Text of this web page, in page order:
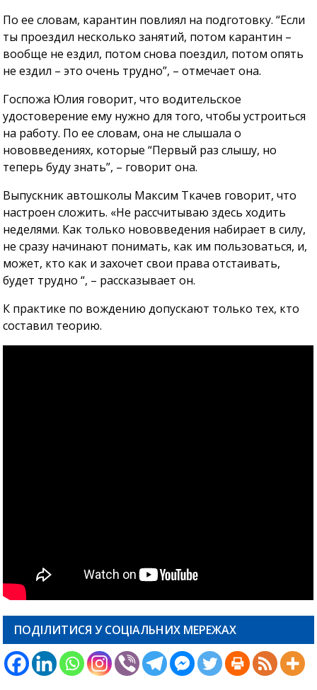
По ее словам, карантин повлиял на подготовку. “Если
ты проездил несколько занятий, потом карантин –
вообще не ездил, потом снова поездил, потом опять
не ездил – это очень трудно”, – отмечает она.
Госпожа Юлия говорит, что водительское
удостоверение ему нужно для того, чтобы устроиться
на работу. По ее словам, она не слышала о
нововведениях, которые “Первый раз слышу, но
теперь буду знать”, – говорит она.
Выпускник автошколы Максим Ткачев говорит, что
настроен сложить. «Не рассчитываю здесь ходить
неделями. Как только нововведения набирает в силу,
не сразу начинают понимать, как им пользоваться, и,
может, кто как и захочет свои права отстаивать,
будет трудно “, – рассказывает он.
К практике по вождению допускают только тех, кто
составил теорию.
ПОДІЛИТИСЯ У СОЦІАЛЬНИХ МЕРЕЖАХ